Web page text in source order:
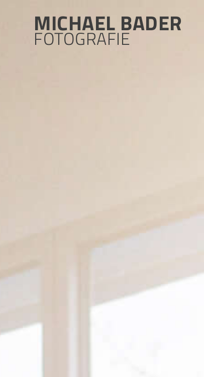
MICHAEL BADER
FOTOGRAFIE